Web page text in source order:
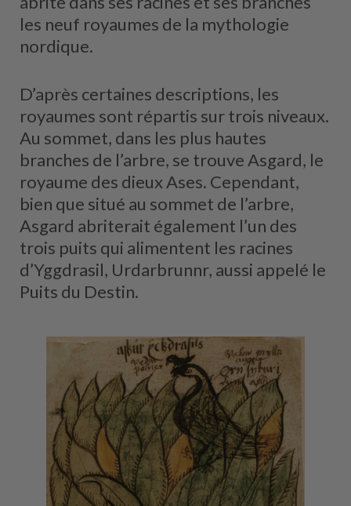
les neuf royaumes de la mythologie
nordique.
D’après certaines descriptions, les
royaumes sont répartis sur trois niveaux.
Au sommet, dans les plus hautes
branches de l’arbre, se trouve Asgard, le
royaume des dieux Ases. Cependant,
bien que situé au sommet de l’arbre,
Asgard abriterait également l’un des
trois puits qui alimentent les racines
d’Yggdrasil, Urdarbrunnr, aussi appelé le
Puits du Destin.